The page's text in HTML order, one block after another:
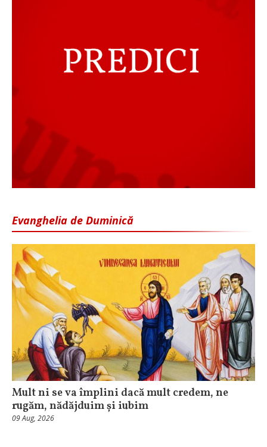
Evanghelia de Duminică
Mult ni se va împlini dacă mult credem, ne
rugăm, nădăjduim și iubim
09 Aug, 2026